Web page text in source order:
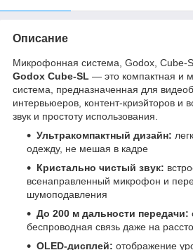
Описание
Микрофонная система, Godox, Cube-
Godox Cube-SL — это компактная и
система, предназначенная для
интервьюеров, контент-криэйторов и
звук и простоту использования.
Ультракомпактный дизайн:
одежду, не мешая в кадре
Кристально чистый звук:
всенаправленный микрофон и
шумоподавления
До 200 м дальности передачи:
беспроводная связь даже на
OLED-дисплей: отображение